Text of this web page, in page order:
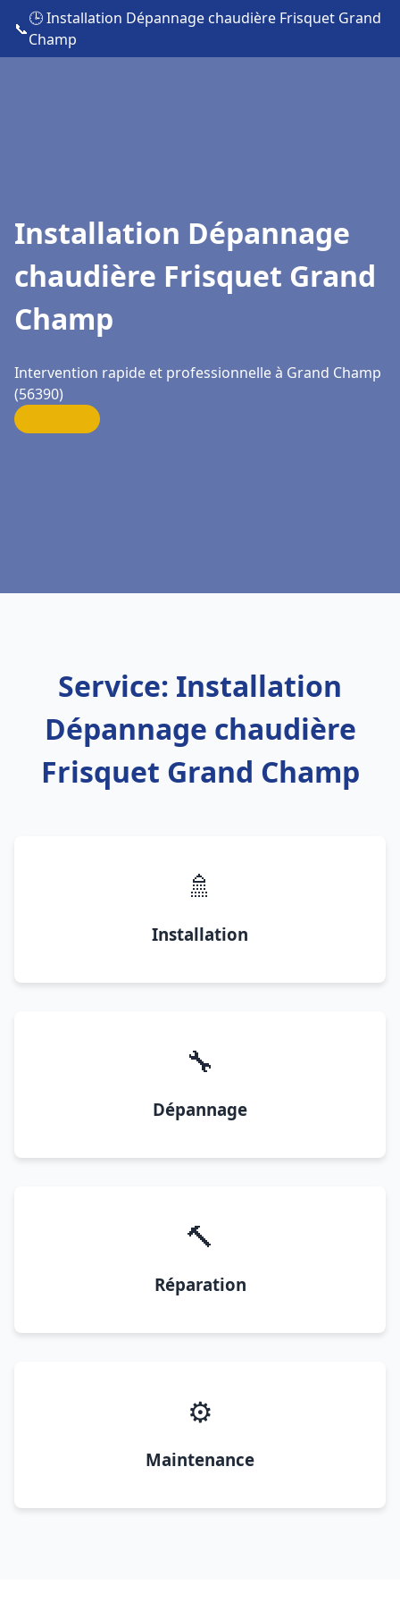
📞
🕒 Installation Dépannage chaudière Frisquet Grand
Champ
Installation Dépannage
chaudière Frisquet Grand
Champ
Intervention rapide et professionnelle à Grand Champ
(56390)
Service: Installation
Dépannage chaudière
Frisquet Grand Champ
🚿
Installation
🔧
Dépannage
🔨
Réparation
⚙️
Maintenance